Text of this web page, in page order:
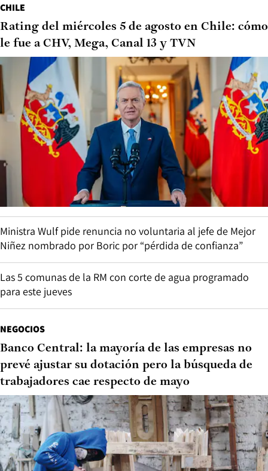
CHILE
Rating del miércoles 5 de agosto en Chile: cómo
le fue a CHV, Mega, Canal 13 y TVN
Ministra Wulf pide renuncia no voluntaria al jefe de Mejor
Niñez nombrado por Boric por “pérdida de confianza”
Las 5 comunas de la RM con corte de agua programado
para este jueves
NEGOCIOS
Banco Central: la mayoría de las empresas no
prevé ajustar su dotación pero la búsqueda de
trabajadores cae respecto de mayo